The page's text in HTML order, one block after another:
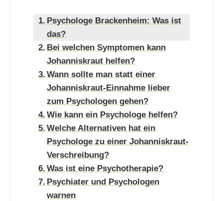
Psychologe Brackenheim: Was ist
das?
Bei welchen Symptomen kann
Johanniskraut helfen?
Wann sollte man statt einer
Johanniskraut-Einnahme lieber
zum Psychologen gehen?
Wie kann ein Psychologe helfen?
Welche Alternativen hat ein
Psychologe zu einer Johanniskraut-
Verschreibung?
Was ist eine Psychotherapie?
Psychiater und Psychologen
warnen